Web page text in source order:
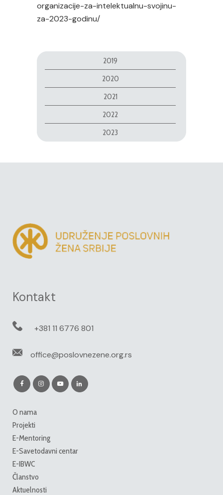
organizacije-za-intelektualnu-svojinu-
za-2023-godinu/
2019
2020
2021
2022
2023
Kontakt
+381 11 6776 801
office@poslovnezene.org.rs
O nama
Projekti
E-Mentoring
E-Savetodavni centar
E-IBWC
Članstvo
Aktuelnosti